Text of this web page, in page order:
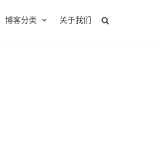
博客分类 关于我们